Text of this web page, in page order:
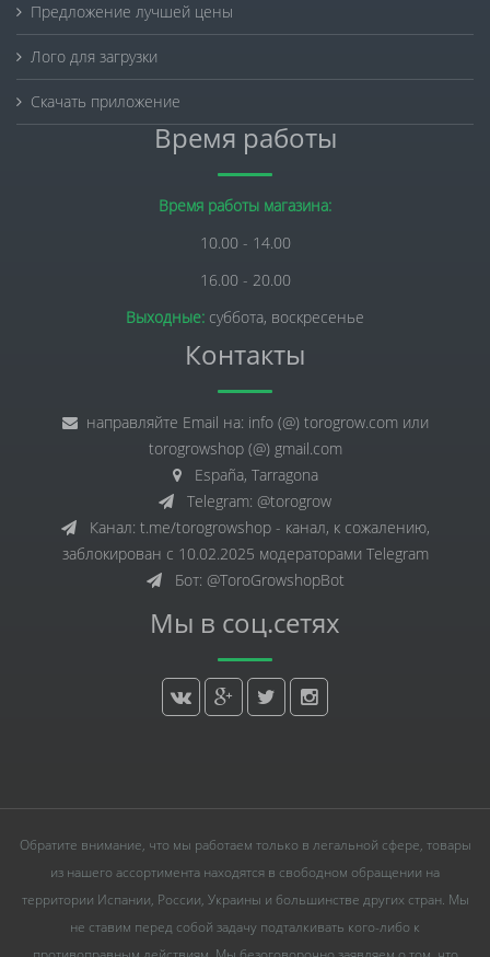
Предложение лучшей цены
Лого для загрузки
Скачать приложение
Время работы
Время работы магазина:
10.00 - 14.00
16.00 - 20.00
Выходные: суббота, воскресенье
Контакты
направляйте Email на: info (@) torogrow.com или
torogrowshop (@) gmail.com
España, Tarragona
Telegram: @torogrow
Канал: t.me/torogrowshop - канал, к сожалению,
заблокирован с 10.02.2025 модераторами Telegram
Бот: @ToroGrowshopBot
Мы в соц.сетях
Обратите внимание, что мы работаем только в легальной сфере, товары
из нашего ассортимента находятся в свободном обращении на
территории Испании, России, Украины и большинстве других стран. Мы
не ставим перед собой задачу подталкивать кого-либо к